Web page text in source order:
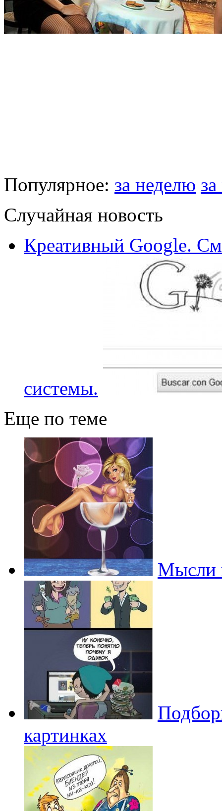
Популярное: за неделю
Случайная новость
Креативный Google.
системы.
Еще по теме
Мысли
картинках